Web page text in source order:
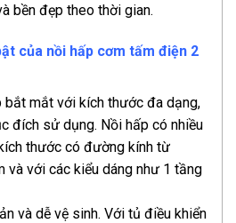
bền đẹp theo thời gian.
của nồi hấp cơm tấm điện 2
bắt mắt với kích thước đa dạng,
đích sử dụng. Nồi hấp có nhiều
thước có đường kính từ
và với các kiểu dáng như 1 tầng
và dễ vệ sinh. Với tủ điều khiển